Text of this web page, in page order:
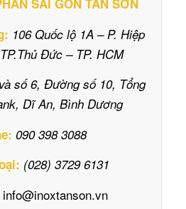
SÀI GÒN TÂN SƠN
106 Quốc lộ 1A – P. Hiệp
Đức – TP. HCM
số 6, Đường số 10, Tổng
Dĩ An, Bình Dương
090 398 3088
(028) 3729 6131
info@inoxtanson.vn